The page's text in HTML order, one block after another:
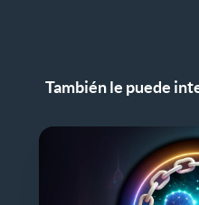
También le puede